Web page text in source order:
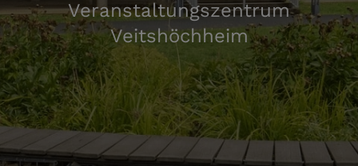
Veranstaltungszentrum
Veitshöchheim